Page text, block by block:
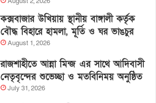
কক্সবাজার উখিয়ায় স্থানীয় বাঙ্গালী কর্তৃক
বৌদ্ধ বিহারে হামলা, মূর্তি ও ঘর ভাঙচুর
August 1, 2026
রাজশাহীতে আন্না মিন্জ এর সাথে আদিবাসী
নেতৃবৃন্দের শুভেচ্ছা ও মতবিনিময় অনুষ্ঠিত
July 31, 2026